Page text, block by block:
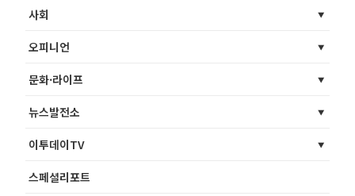
사회
오피니언
문화·라이프
뉴스발전소
이투데이TV
스페셜리포트